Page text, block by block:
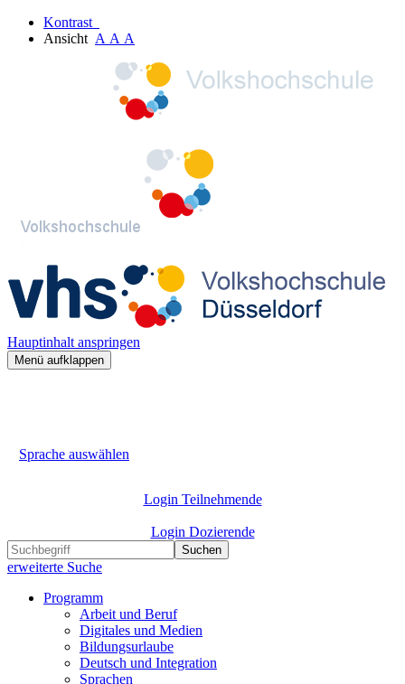
Kontrast
Ansicht A A A
Hauptinhalt anspringen
Menü aufklappen
Sprache auswählen
Login Teilnehmende
Login Dozierende
Suchen
erweiterte Suche
Programm
Arbeit und Beruf
Digitales und Medien
Bildungsurlaube
Deutsch und Integration
Sprachen